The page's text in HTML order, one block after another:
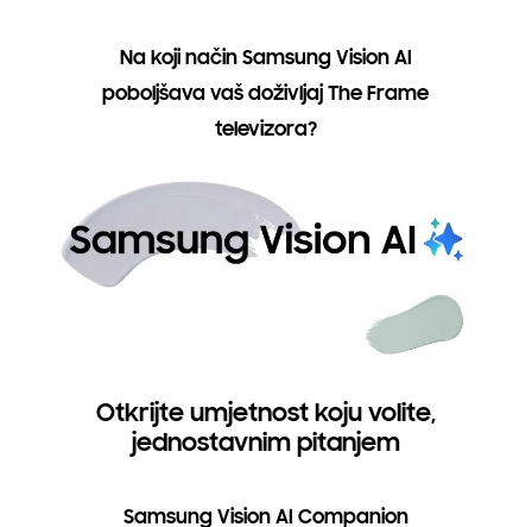
Na koji način Samsung Vision AI
poboljšava vaš doživljaj The Frame
televizora?
Otkrijte umjetnost koju volite,
jednostavnim pitanjem
Samsung Vision AI Companion